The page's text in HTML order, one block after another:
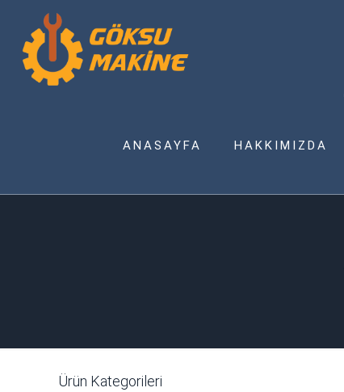
ANASAYFA HAKKIMIZDA
Ürün Kategorileri